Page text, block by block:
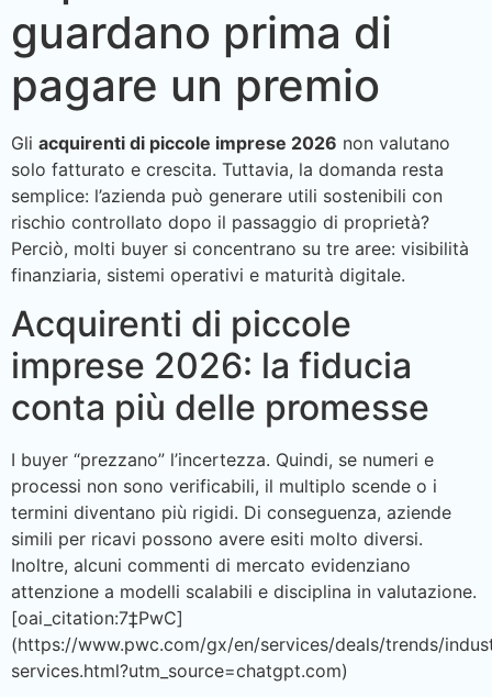
guardano prima di
pagare un premio
Gli acquirenti di piccole imprese 2026 non valutano
solo fatturato e crescita. Tuttavia, la domanda resta
semplice: l’azienda può generare utili sostenibili con
rischio controllato dopo il passaggio di proprietà?
Perciò, molti buyer si concentrano su tre aree: visibilità
finanziaria, sistemi operativi e maturità digitale.
Acquirenti di piccole
imprese 2026: la fiducia
conta più delle promesse
I buyer “prezzano” l’incertezza. Quindi, se numeri e
processi non sono verificabili, il multiplo scende o i
termini diventano più rigidi. Di conseguenza, aziende
simili per ricavi possono avere esiti molto diversi.
Inoltre, alcuni commenti di mercato evidenziano
attenzione a modelli scalabili e disciplina in valutazione.
[oai_citation:7‡PwC]
(https://www.pwc.com/gx/en/services/deals/trends/
services.html?utm_source=chatgpt.com)